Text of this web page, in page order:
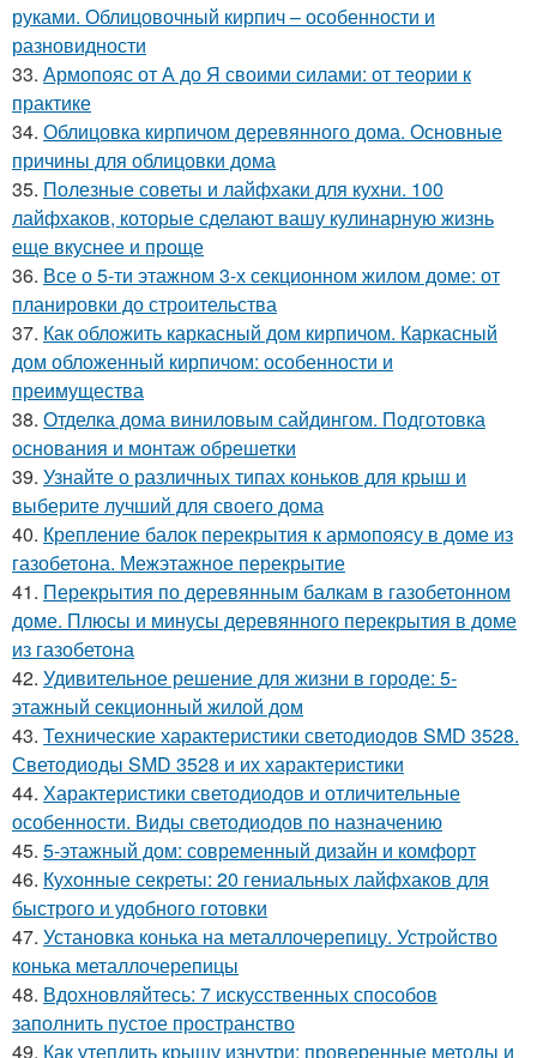
руками. Облицовочный кирпич – особенности и
разновидности
33. Армопояс от А до Я своими силами: от теории к
практике
34. Облицовка кирпичом деревянного дома. Основные
причины для облицовки дома
35. Полезные советы и лайфхаки для кухни. 100
лайфхаков, которые сделают вашу кулинарную жизнь
еще вкуснее и проще
36. Все о 5-ти этажном 3-х секционном жилом доме: от
планировки до строительства
37. Как обложить каркасный дом кирпичом. Каркасный
дом обложенный кирпичом: особенности и
преимущества
38. Отделка дома виниловым сайдингом. Подготовка
основания и монтаж обрешетки
39. Узнайте о различных типах коньков для крыш и
выберите лучший для своего дома
40. Крепление балок перекрытия к армопоясу в доме из
газобетона. Межэтажное перекрытие
41. Перекрытия по деревянным балкам в газобетонном
доме. Плюсы и минусы деревянного перекрытия в доме
из газобетона
42. Удивительное решение для жизни в городе: 5-
этажный секционный жилой дом
43. Технические характеристики светодиодов SMD 3528.
Светодиоды SMD 3528 и их характеристики
44. Характеристики светодиодов и отличительные
особенности. Виды светодиодов по назначению
45. 5-этажный дом: современный дизайн и комфорт
46. Кухонные секреты: 20 гениальных лайфхаков для
быстрого и удобного готовки
47. Установка конька на металлочерепицу. Устройство
конька металлочерепицы
48. Вдохновляйтесь: 7 искусственных способов
заполнить пустое пространство
49. Как утеплить крышу изнутри: проверенные методы и